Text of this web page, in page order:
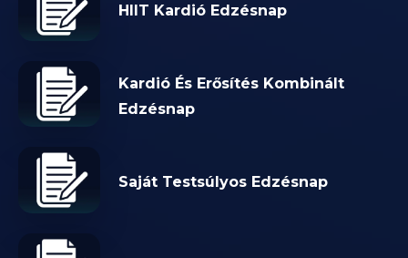
HIIT Kardió Edzésnap
Kardió És Erősítés Kombinált
Edzésnap
Saját Testsúlyos Edzésnap